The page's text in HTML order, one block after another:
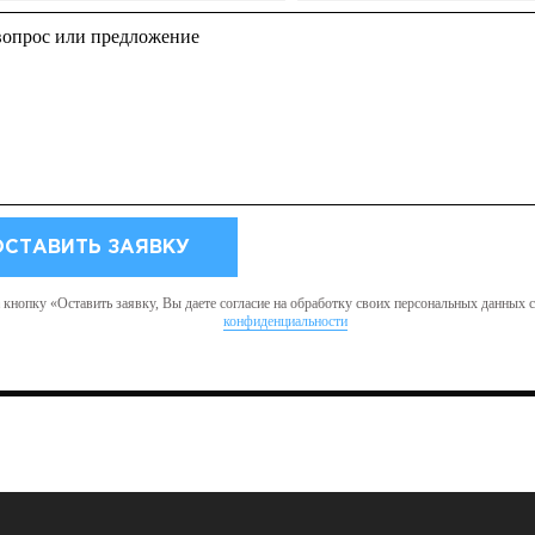
«Оставить заявку, Вы даете согласие на обработку своих персональных данных
конфиденциальности